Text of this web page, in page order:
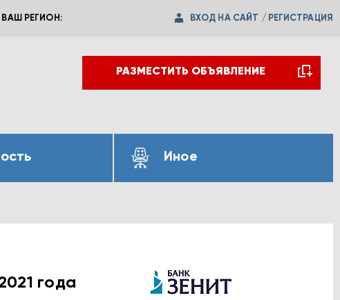
ВАШ РЕГИОН: ВХОД НА САЙТ / РЕГИСТРАЦИЯ
РАЗМЕСТИТЬ ОБЪЯВЛЕНИЕ
Иное
года